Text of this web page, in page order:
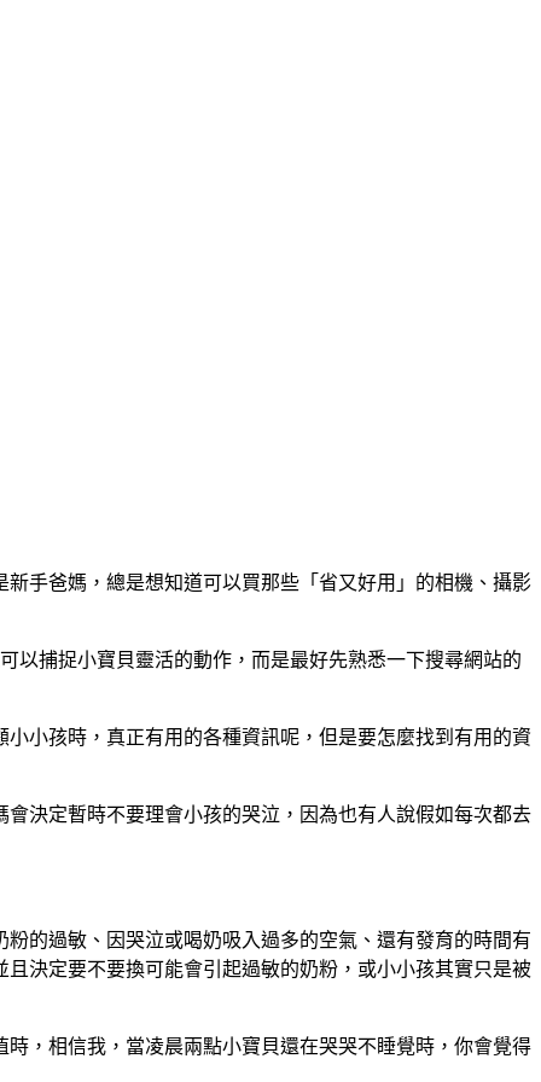
手爸媽，總是想知道可以買那些「省又好用」的相機、攝影
以捕捉小寶貝靈活的動作，而是最好先熟悉一下搜尋網站的
小孩時，真正有用的各種資訊呢，但是要怎麼找到有用的資
決定暫時不要理會小孩的哭泣，因為也有人說假如每次都去
的過敏、因哭泣或喝奶吸入過多的空氣、還有發育的時間有
決定要不要換可能會引起過敏的奶粉，或小小孩其實只是被
，相信我，當凌晨兩點小寶貝還在哭哭不睡覺時，你會覺得